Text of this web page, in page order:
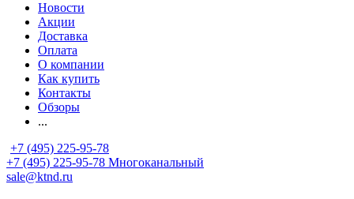
Новости
Акции
Доставка
Оплата
О компании
Как купить
Контакты
Обзоры
...
+7 (495) 225-95-78
+7 (495) 225-95-78 Многоканальный
sale@ktnd.ru